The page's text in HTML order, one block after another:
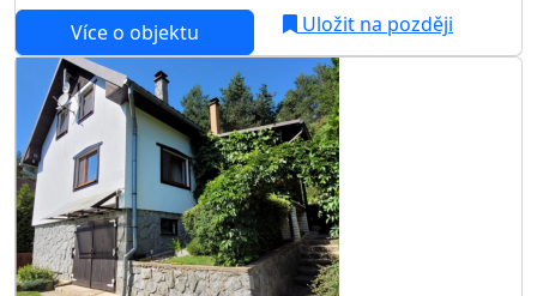
Více o objektu Uložit na později